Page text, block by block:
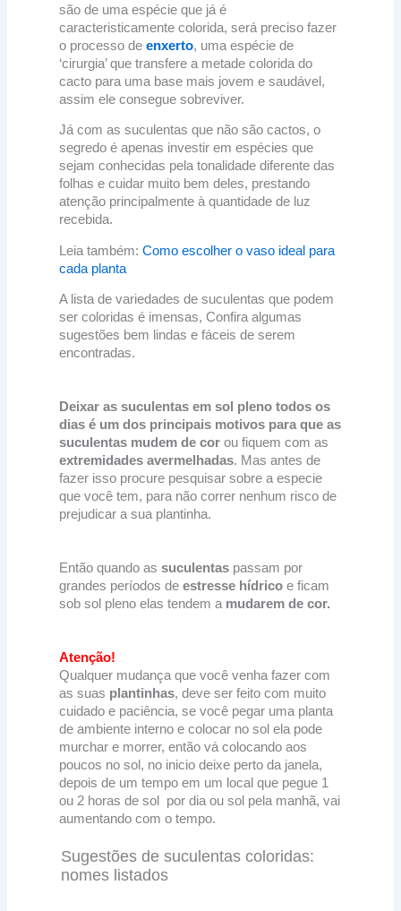
são de uma espécie que já é
caracteristicamente colorida, será preciso fazer
o processo deenxerto, uma espécie de
‘cirurgia’ que transfere a metade colorida do
cacto para uma base mais jovem e saudável,
assim ele consegue sobreviver.
Já com as suculentas que não são cactos, o
segredo é apenas investir em espécies que
sejam conhecidas pela tonalidade diferente das
folhas e cuidar muito bem deles, prestando
atenção principalmente à quantidade de luz
recebida.
Leia também:Como escolher o vaso ideal para
cada planta
A lista de variedades de suculentas que podem
ser coloridas é imensas, Confira algumas
sugestões bem lindas e fáceis de serem
encontradas.
Deixar as suculentas em sol pleno todos os
dias é um dos principais motivos para que as
suculentas mudem de corou fiquem com as
extremidades avermelhadas. Mas antes de
fazer isso procure pesquisar sobre a especie
que você tem, para não correr nenhum risco de
prejudicar a sua plantinha.
Então quando assuculentas passam por
grandes períodos deestresse hídrico e ficam
sob sol pleno elas tendem a mudarem de cor.
Atenção!
Qualquer mudança que você venha fazer com
as suas plantinhas, deve ser feito com muito
cuidado e paciência, se você pegar uma planta
de ambiente interno e colocar no sol ela pode
murchar e morrer, então vá colocando aos
poucos no sol, no inicio deixe perto da janela,
depois de um tempo em um local que pegue 1
ou 2 horas de sol por dia ou sol pela manhã, vai
aumentando com o tempo.
Sugestões de suculentas coloridas:
nomes listados